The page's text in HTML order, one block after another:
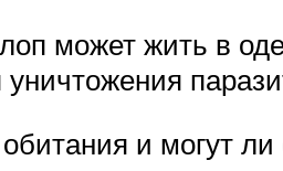
может жить в
и могут